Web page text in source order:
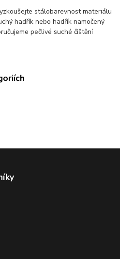
stálobarevnost materiálu
hadřík nebo hadřík namočený
pečlivé suché čištění